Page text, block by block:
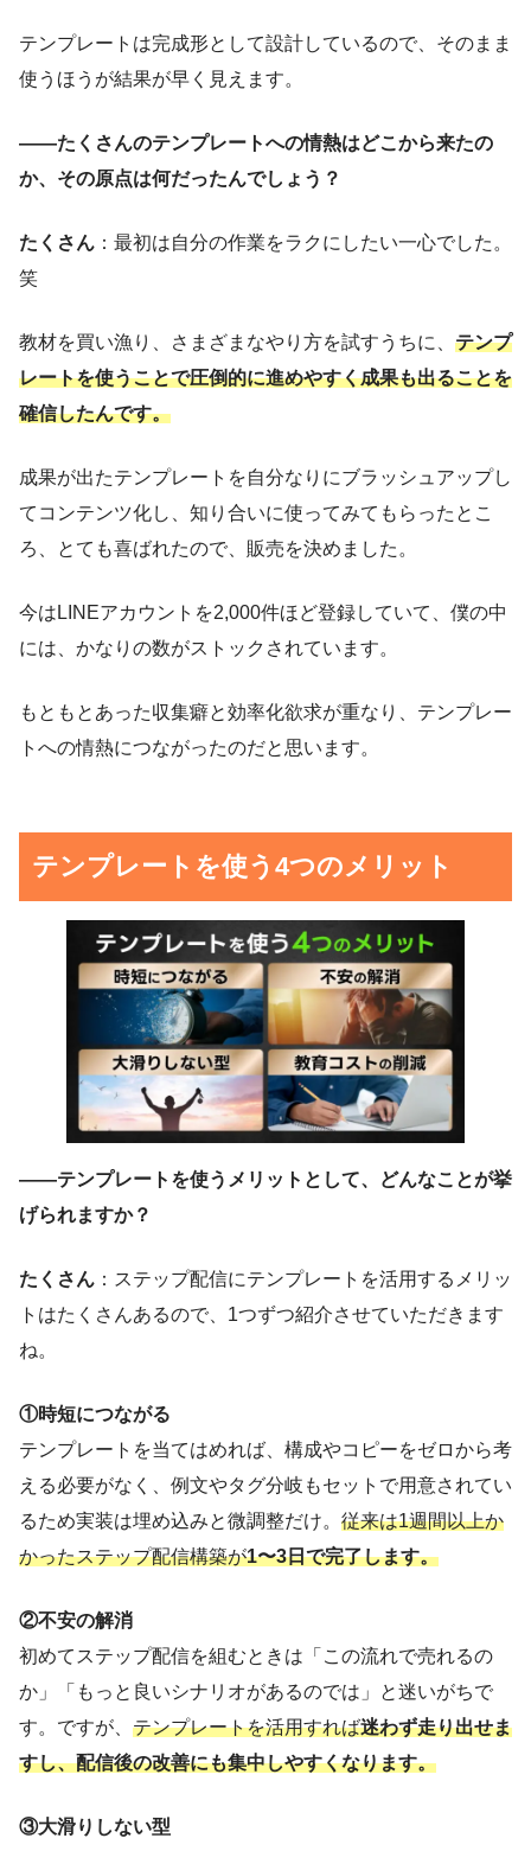
テンプレートは完成形として設計しているので、そのまま
使うほうが結果が早く見えます。
——たくさんのテンプレートへの情熱はどこから来たの
か、その原点は何だったんでしょう？
たくさん ：最初は自分の作業をラクにしたい一心でした。
笑
教材を買い漁り、さまざまなやり方を試すうちに、 テンプ
レートを使うことで圧倒的に進めやすく成果も出ることを
確信したんです。
成果が出たテンプレートを自分なりにブラッシュアップし
てコンテンツ化し、知り合いに使ってみてもらったとこ
ろ、とても喜ばれたので、販売を決めました。
今はLINEアカウントを2,000件ほど登録していて、僕の中
には、かなりの数がストックされています。
もともとあった収集癖と効率化欲求が重なり、テンプレー
トへの情熱につながったのだと思います。
テンプレートを使う4つのメリット
——テンプレートを使うメリットとして、どんなことが挙
げられますか？
たくさん ：ステップ配信にテンプレートを活用するメリッ
トはたくさんあるので、1つずつ紹介させていただきます
ね。
①時短につながる
テンプレートを当てはめれば、構成やコピーをゼロから考
える必要がなく、例文やタグ分岐もセットで用意されてい
るため実装は埋め込みと微調整だけ。 従来は1週間以上か
かったステップ配信構築が1〜3日で完了します。
②不安の解消
初めてステップ配信を組むときは「この流れで売れるの
か」「もっと良いシナリオがあるのでは」と迷いがちで
す。ですが、 テンプレートを活用すれば迷わず走り出せま
すし、配信後の改善にも集中しやすくなります。
③大滑りしない型